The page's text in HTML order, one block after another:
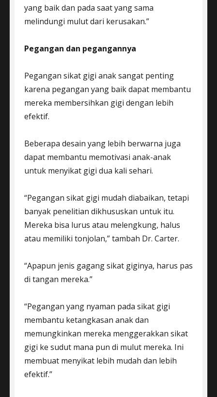
yang baik dan pada saat yang sama
melindungi mulut dari kerusakan.”
Pegangan dan pegangannya
Pegangan sikat gigi anak sangat penting
karena pegangan yang baik dapat membantu
mereka membersihkan gigi dengan lebih
efektif.
Beberapa desain yang lebih berwarna juga
dapat membantu memotivasi anak-anak
untuk menyikat gigi dua kali sehari.
“Pegangan sikat gigi mudah diabaikan, tetapi
banyak penelitian dikhususkan untuk itu.
Mereka bisa lurus atau melengkung, halus
atau memiliki tonjolan,” tambah Dr. Carter.
“Apapun jenis gagang sikat giginya, harus pas
di tangan mereka.”
“Pegangan yang nyaman pada sikat gigi
membantu ketangkasan anak dan
memungkinkan mereka menggerakkan sikat
gigi ke sudut mana pun di mulut mereka. Ini
membuat menyikat lebih mudah dan lebih
efektif.”